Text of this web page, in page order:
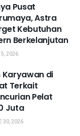
Pusat
Astra
Kebutuhan
Berkelanjutan
5, 2026
Karyawan di
Terkait
Pelat
Juta
30, 2026